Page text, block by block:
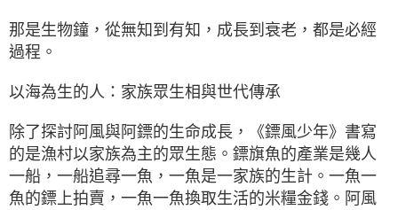
那是生物鐘，從無知到有知，成長到衰老，都是必經
過程。
以海為生的人：家族眾生相與世代傳承
除了探討阿風與阿鏢的生命成長，《鏢風少年》書寫
的是漁村以家族為主的眾生態。鏢旗魚的產業是幾人
一船，一船追尋一魚，一魚是一家族的生計。一魚一
魚的鏢上拍賣，一魚一魚換取生活的米糧金錢。阿風